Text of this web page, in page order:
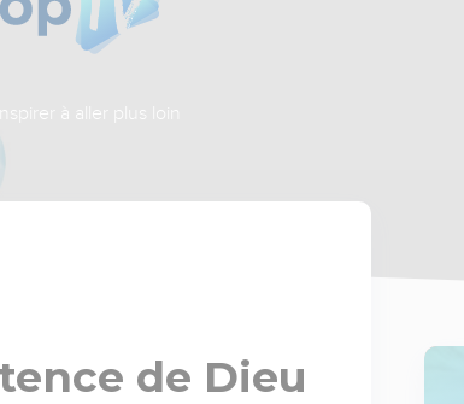
à aller plus loin
de Dieu